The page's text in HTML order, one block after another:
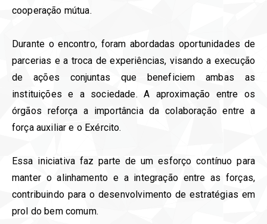
cooperação mútua.
Durante o encontro, foram abordadas oportunidades de
parcerias e a troca de experiências, visando a execução
de ações conjuntas que beneficiem ambas as
instituições e a sociedade. A aproximação entre os
órgãos reforça a importância da colaboração entre a
força auxiliar e o Exército.
Essa iniciativa faz parte de um esforço contínuo para
manter o alinhamento e a integração entre as forças,
contribuindo para o desenvolvimento de estratégias em
prol do bem comum.